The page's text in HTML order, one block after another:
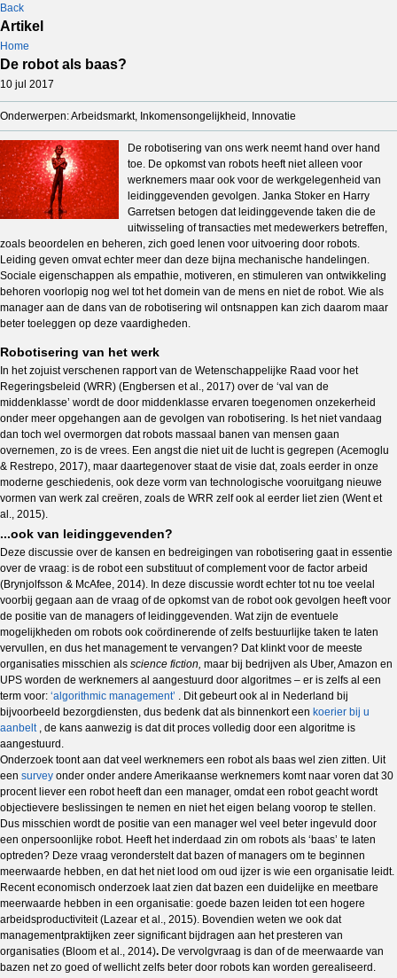
Back
Artikel
Home
De robot als baas?
10 jul 2017
Onderwerpen: Arbeidsmarkt, Inkomensongelijkheid, Innovatie
De robotisering van ons werk neemt hand over hand
toe. De opkomst van robots heeft niet alleen voor
werknemers maar ook voor de werkgelegenheid van
leidinggevenden gevolgen. Janka Stoker en Harry
Garretsen betogen dat leidinggevende taken die de
uitwisseling of transacties met medewerkers betreffen,
zoals beoordelen en beheren, zich goed lenen voor uitvoering door robots.
Leiding geven omvat echter meer dan deze bijna mechanische handelingen.
Sociale eigenschappen als empathie, motiveren, en stimuleren van ontwikkeling
behoren voorlopig nog wel tot het domein van de mens en niet de robot. Wie als
manager aan de dans van de robotisering wil ontsnappen kan zich daarom maar
beter toeleggen op deze vaardigheden.
Robotisering van het werk
In het zojuist verschenen rapport van de Wetenschappelijke Raad voor het
Regeringsbeleid (WRR) (Engbersen et al., 2017) over de ‘val van de
middenklasse’ wordt de door middenklasse ervaren toegenomen onzekerheid
onder meer opgehangen aan de gevolgen van robotisering. Is het niet vandaag
dan toch wel overmorgen dat robots massaal banen van mensen gaan
overnemen, zo is de vrees. Een angst die niet uit de lucht is gegrepen (Acemoglu
& Restrepo, 2017), maar daartegenover staat de visie dat, zoals eerder in onze
moderne geschiedenis, ook deze vorm van technologische vooruitgang nieuwe
vormen van werk zal creëren, zoals de WRR zelf ook al eerder liet zien (Went et
al., 2015).
...ook van leidinggevenden?
Deze discussie over de kansen en bedreigingen van robotisering gaat in essentie
over de vraag: is de robot een substituut of complement voor de factor arbeid
(Brynjolfsson & McAfee, 2014). In deze discussie wordt echter tot nu toe veelal
voorbij gegaan aan de vraag of de opkomst van de robot ook gevolgen heeft voor
de positie van de managers of leidinggevenden. Wat zijn de eventuele
mogelijkheden om robots ook coördinerende of zelfs bestuurlijke taken te laten
vervullen, en dus het management te vervangen? Dat klinkt voor de meeste
organisaties misschien als science fiction, maar bij bedrijven als Uber, Amazon en
UPS worden de werknemers al aangestuurd door algoritmes – er is zelfs al een
term voor: ‘algorithmic management’ . Dit gebeurt ook al in Nederland bij
bijvoorbeeld bezorgdiensten, dus bedenk dat als binnenkort een koerier bij u
aanbelt , de kans aanwezig is dat dit proces volledig door een algoritme is
aangestuurd.
Onderzoek toont aan dat veel werknemers een robot als baas wel zien zitten. Uit
een survey onder onder andere Amerikaanse werknemers komt naar voren dat 30
procent liever een robot heeft dan een manager, omdat een robot geacht wordt
objectievere beslissingen te nemen en niet het eigen belang voorop te stellen.
Dus misschien wordt de positie van een manager wel veel beter ingevuld door
een onpersoonlijke robot. Heeft het inderdaad zin om robots als ‘baas’ te laten
optreden? Deze vraag veronderstelt dat bazen of managers om te beginnen
meerwaarde hebben, en dat het niet lood om oud ijzer is wie een organisatie leidt.
Recent economisch onderzoek laat zien dat bazen een duidelijke en meetbare
meerwaarde hebben in een organisatie: goede bazen leiden tot een hogere
arbeidsproductiviteit (Lazear et al., 2015). Bovendien weten we ook dat
managementpraktijken zeer significant bijdragen aan het presteren van
organisaties (Bloom et al., 2014). De vervolgvraag is dan of de meerwaarde van
bazen net zo goed of wellicht zelfs beter door robots kan worden gerealiseerd.